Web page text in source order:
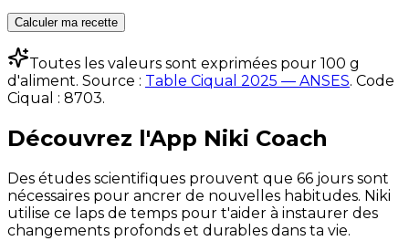
Calculer ma recette
Toutes les valeurs sont exprimées pour 100 g
d'aliment. Source : Table Ciqual 2025 — ANSES. Code
Ciqual : 8703.
Découvrez l'App Niki Coach
Des études scientifiques prouvent que 66 jours sont
nécessaires pour ancrer de nouvelles habitudes. Niki
utilise ce laps de temps pour t'aider à instaurer des
changements profonds et durables dans ta vie.